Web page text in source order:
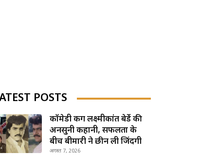
POSTS
कॉमेडी किंग लक्ष्मीकांत बेर्डे की
अनसुनी कहानी, सफलता के
बीच बीमारी ने छीन ली जिंदगी
अगस्त 7, 2026